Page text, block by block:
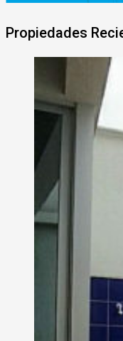
Propiedades